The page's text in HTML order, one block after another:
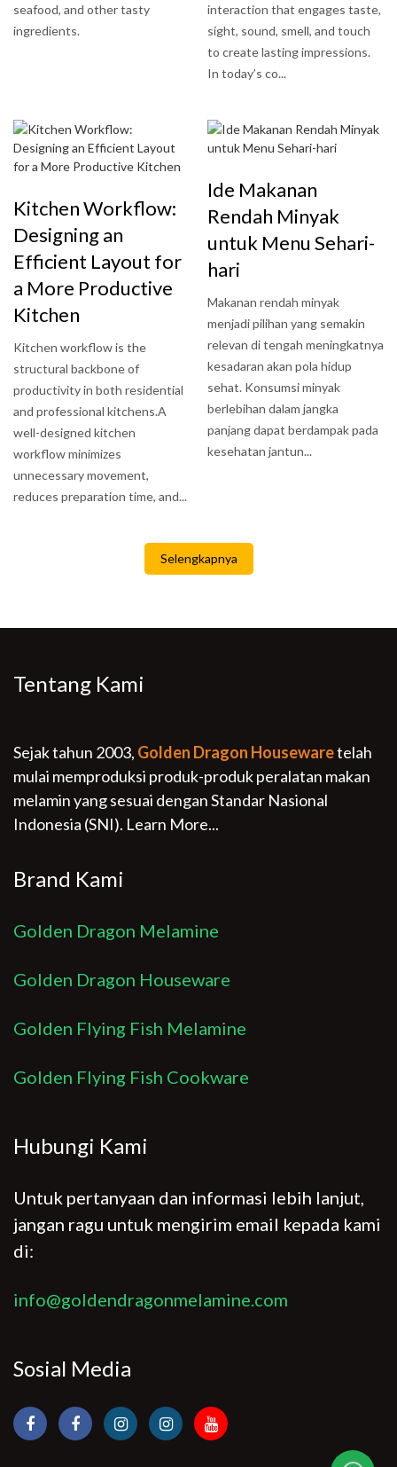
seafood, and other tasty
ingredients.
interaction that engages taste,
sight, sound, smell, and touch
to create lasting impressions.
In today’s co...
Kitchen Workflow:
Designing an
Efficient Layout for
a More Productive
Kitchen
Kitchen workflow is the
structural backbone of
productivity in both residential
and professional kitchens.A
well-designed kitchen
workflow minimizes
unnecessary movement,
reduces preparation time, and...
Ide Makanan
Rendah Minyak
untuk Menu Sehari-
hari
Makanan rendah minyak
menjadi pilihan yang semakin
relevan di tengah meningkatnya
kesadaran akan pola hidup
sehat. Konsumsi minyak
berlebihan dalam jangka
panjang dapat berdampak pada
kesehatan jantun...
Selengkapnya
Tentang Kami
Sejak tahun 2003, Golden Dragon Housewaretelah
mulai memproduksi produk-produk peralatan makan
melamin yang sesuai dengan Standar Nasional
Indonesia (SNI). Learn More...
Brand Kami
Golden Dragon Melamine
Golden Dragon Houseware
Golden Flying Fish Melamine
Golden Flying Fish Cookware
Hubungi Kami
Untuk pertanyaan dan informasi lebih lanjut,
jangan ragu untuk mengirim email kepada kami
di:
info@goldendragonmelamine.com
Sosial Media